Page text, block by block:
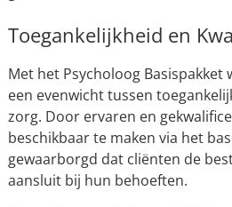
Toegankelijkheid en
Met het Psycholoog
een evenwicht tussen
zorg. Door ervaren en
beschikbaar te maken via het
gewaarborgd dat cliënten de
aansluit bij hun behoeften.